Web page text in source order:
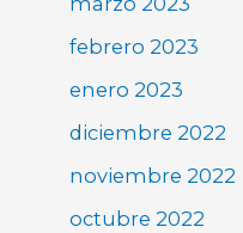
febrero 2023
enero 2023
diciembre 2022
noviembre 2022
octubre 2022